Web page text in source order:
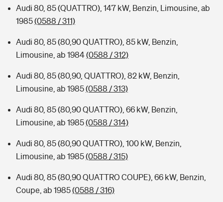
Audi 80, 85 (QUATTRO), 147 kW, Benzin, Limousine, ab
1985(0588 / 311)
Audi 80, 85 (80,90 QUATTRO), 85 kW, Benzin,
Limousine, ab 1984(0588 / 312)
Audi 80, 85 (80,90, QUATTRO), 82 kW, Benzin,
Limousine, ab 1985(0588 / 313)
Audi 80, 85 (80,90 QUATTRO), 66 kW, Benzin,
Limousine, ab 1985(0588 / 314)
Audi 80, 85 (80,90 QUATTRO), 100 kW, Benzin,
Limousine, ab 1985(0588 / 315)
Audi 80, 85 (80,90 QUATTRO COUPE), 66 kW, Benzin,
Coupe, ab 1985(0588 / 316)